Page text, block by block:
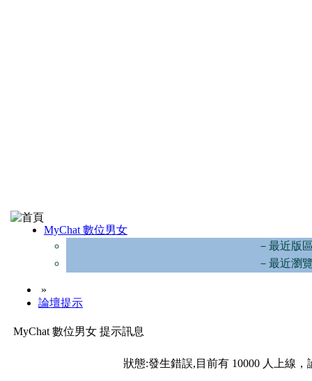
MyChat 數位男女
－最近版
－最近瀏
»
論壇提示
MyChat 數位男女 提示訊息
狀態:發生錯誤,目前有 10000 人上線